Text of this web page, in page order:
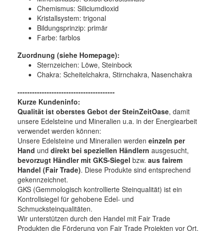
Chemismus: Siliciumdioxid
Kristallsystem: trigonal
Bildungsprinzip: primär
Farbe: farblos
Zuordnung (siehe Homepage):
Sternzeichen: Löwe, Steinbock
Chakra: Scheitelchakra, Stirnchakra, Nasenchakra
----------------------------------------
Kurze Kundeninfo:
Qualität ist oberstes Gebot der SteinZeitOase, damit
unsere Edelsteine und Mineralien u.a. in der Energiearbeit
verwendet werden können:
Unsere Edelsteine und Mineralien werden einzeln per
Hand und direkt bei speziellen Händlern ausgesucht,
bevorzugt Händler mit GKS-Siegel bzw. aus fairem
Handel (Fair Trade). Diese Produkte sind entsprechend
gekennzeichnet.
GKS (Gemmologisch kontrollierte Steinqualität) ist ein
Kontrollsiegel für gehobene Edel- und
Schmucksteinqualitäten.
Wir unterstützen durch den Handel mit Fair Trade
Produkten die Förderung von Fair Trade Projekten vor Ort,